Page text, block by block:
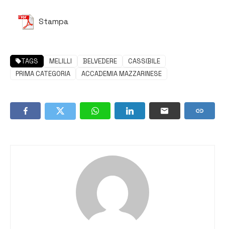
Stampa
TAGS MELILLI BELVEDERE
CASSIBILE
PRIMA CATEGORIA
ACCADEMIA MAZZARINESE